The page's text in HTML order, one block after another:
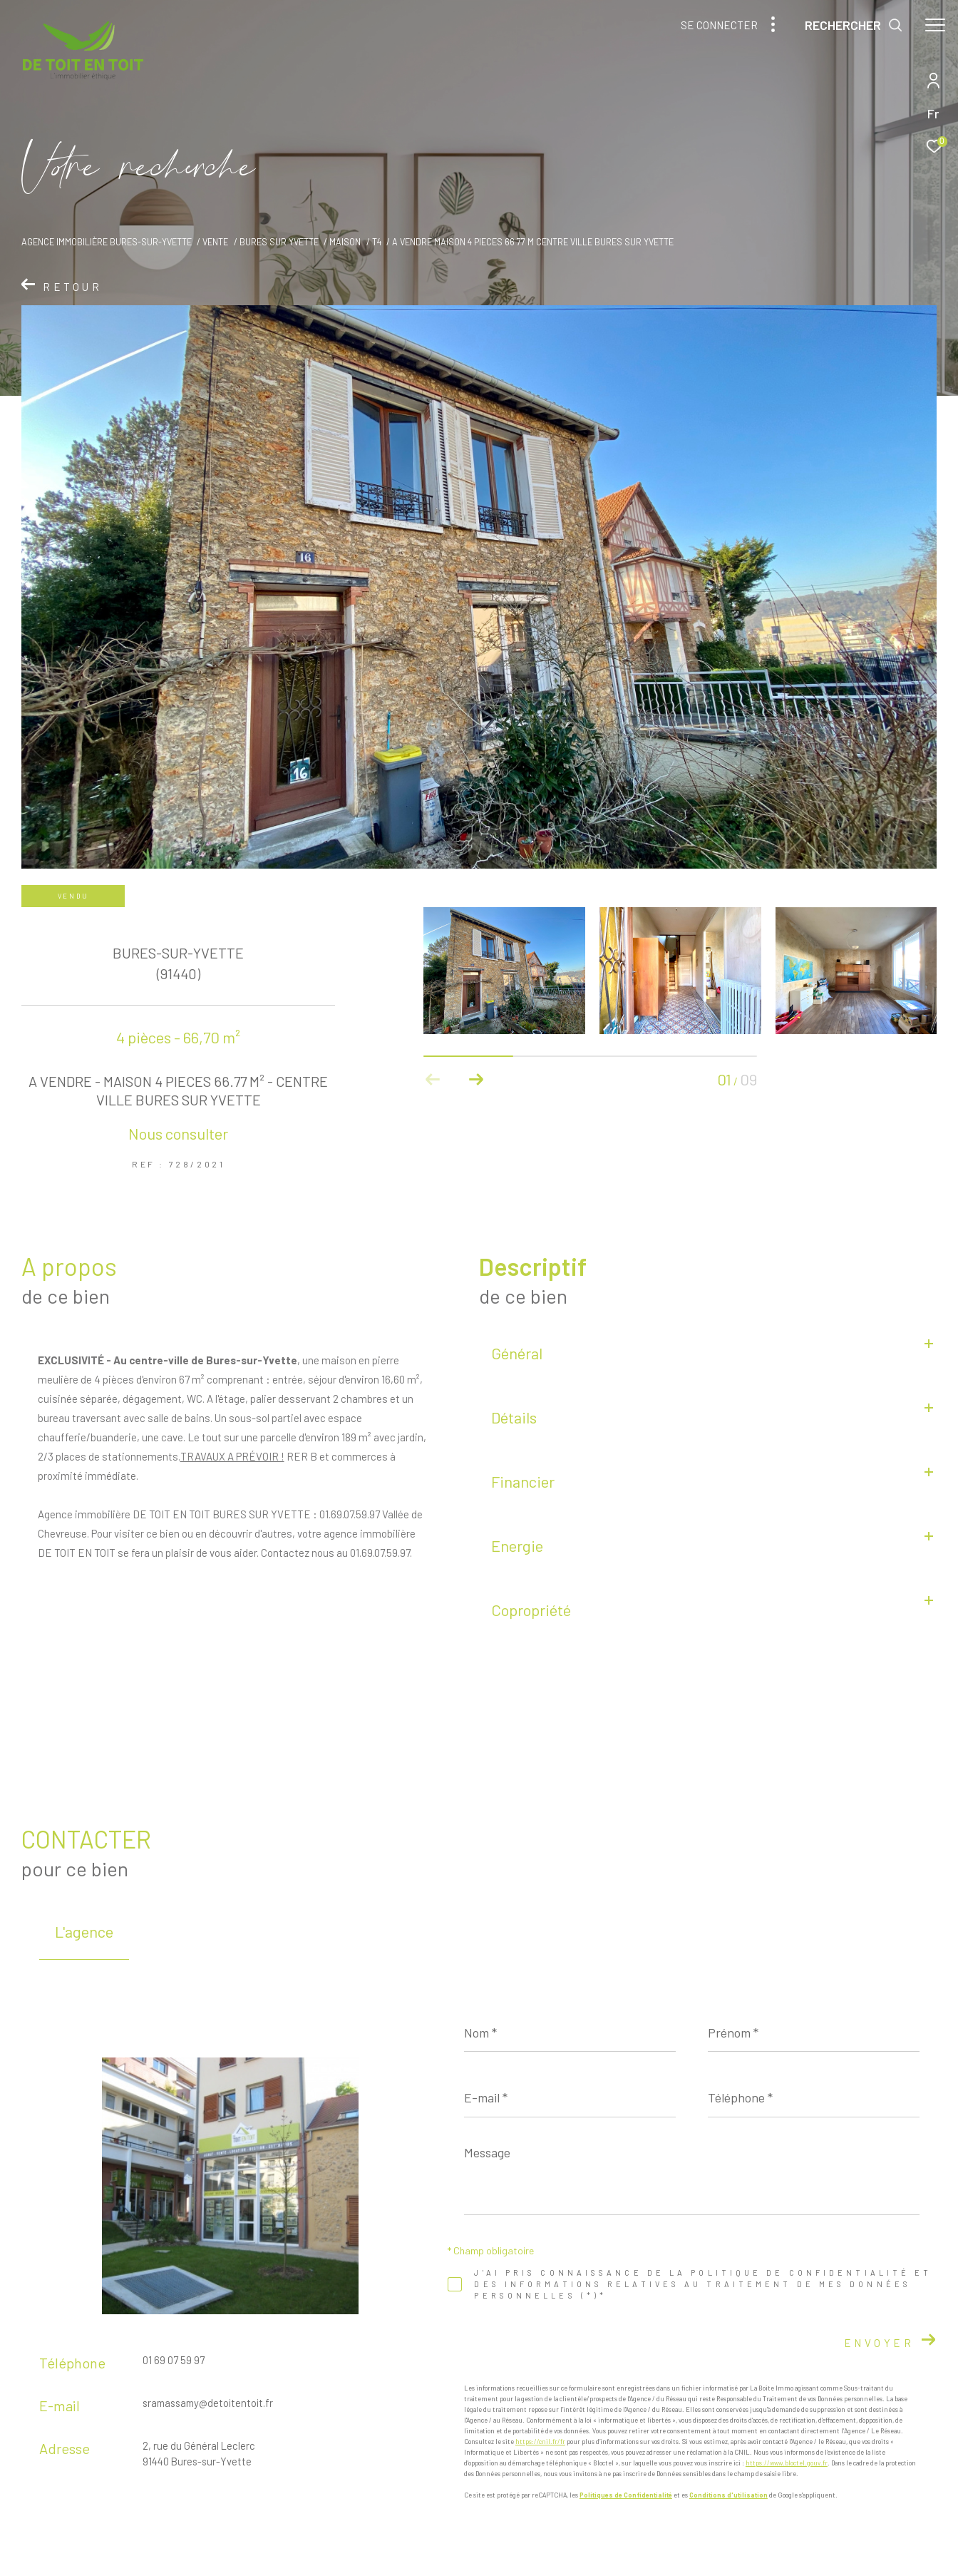
Fr
0
SE CONNECTER RECHERCHER
Vore recece
AGENCE IMMOBILIÈRE BURES-SUR-YVETTE VENTE BURES SUR YVETTE MAISON T4 A VENDRE MAISON 4 PIECES 66 77 M CENTRE VILLE BURES SUR YVETTE
RETOUR
VENDU
01 / 09
BURES-SUR-YVETTE
(91440)
4 pièces - 66,70 m²
A VENDRE - MAISON 4 PIECES 66.77 M² - CENTRE
VILLE BURES SUR YVETTE
Nous consulter
REF : 728/2021
a propos
de ce bien
EXCLUSIVITÉ - Au centre-ville de Bures-sur-Yvette, une maison en pierre
meulière de 4 pièces d'environ 67 m² comprenant : entrée, séjour d'environ 16,60 m²,
cuisinée séparée, dégagement, WC. A l'étage, palier desservant 2 chambres et un
bureau traversant avec salle de bains. Un sous-sol partiel avec espace
chaufferie/buanderie, une cave. Le tout sur une parcelle d'environ 189 m² avec jardin,
2/3 places de stationnements.TRAVAUX A PRÉVOIR ! RER B et commerces à
proximité immédiate.
Agence immobilière DE TOIT EN TOIT BURES SUR YVETTE : 01.69.07.59.97 Vallée de
Chevreuse. Pour visiter ce bien ou en découvrir d'autres, votre agence immobilière
DE TOIT EN TOIT se fera un plaisir de vous aider. Contactez nous au 01.69.07.59.97.
descriptif
de ce bien
Général
Détails
Financier
Energie
Copropriété
CONTACTER
pour ce bien
L'agence
Téléphone 01 69 07 59 97
E-mail sramassamy@detoitentoit.fr
Adresse
2, rue du Général Leclerc
91440 Bures-sur-Yvette
*
*
mail
*
*
Message
*
J'AI PRIS CONNAISSANCE DE LA POLITIQUE DE CONFIDENTIALITÉ ET
DES INFORMATIONS RELATIVES AU TRAITEMENT DE MES DONNÉES
PERSONNELLES (*)*
* Champ obligatoire
ENVOYER
Les informations recueillies sur ce formulaire sont enregistrées dans un fichier informatisé par La Boite Immo agissant comme Sous-traitant du
traitement pour la gestion de la clientèle/prospects de l'Agence / du Réseau qui reste Responsable du Traitement de vos Données personnelles. La base
légale du traitement repose sur l'intérêt légitime de l'Agence / du Réseau. Elles sont conservées jusqu'à demande de suppression et sont destinées à
l'Agence / au Réseau. Conformément à la loi « informatique et libertés », vous disposez des droits d’accès, de rectification, d’effacement, d’opposition, de
limitation et de portabilité de vos données. Vous pouvez retirer votre consentement à tout moment en contactant directement l’Agence / Le Réseau.
Consultez le site https://cnil.fr/frpour plus d’informations sur vos droits. Si vous estimez, après avoir contacté l'Agence / le Réseau, que vos droits «
Informatique et Libertés » ne sont pas respectés, vous pouvez adresser une réclamation à la CNIL. Nous vous informons de l’existence de la liste
d'opposition au démarchage téléphonique « Bloctel », sur laquelle vous pouvez vous inscrire ici : https://www.bloctel.gouv.fr. Dans le cadre de la protection
des Données personnelles, nous vous invitons à ne pas inscrire de Données sensibles dans le champ de saisie libre.
Ce site est protégé par reCAPTCHA, lesPolitiques de Confidentialitéet esConditions d'utilisation de Google s'appliquent.